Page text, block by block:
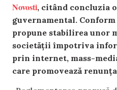
Novosti, citând concluzia
guvernamental.
propune stabilirea unor
societății împotriva
prin internet, mass-
care promovează